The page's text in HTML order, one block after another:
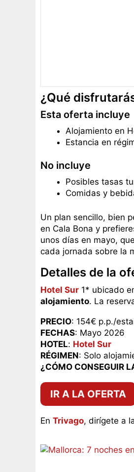
¿Qué
Esta oferta incluye
Alojamiento en
Estancia en
No incluye
Posibles tasas
Comidas y
Un plan sencillo, bien
en Cala Bona y
unos días en mayo,
cada jornada sobre la
Detalles de la
Hotel Sur 1* ubicado
alojamiento. La
PRECIO: 154€ p.p./
FECHAS: Mayo 2026
HOTEL: Hotel Sur
RÉGIMEN: Solo
¿CÓMO CONSEGUIR
IR A LA OFERTA
En Trivago, dirígete a